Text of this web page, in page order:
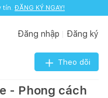
tín. ĐĂNG KÝ NGAY!
Đăng nhập Đăng ký
Theo dõi
- Phong cách